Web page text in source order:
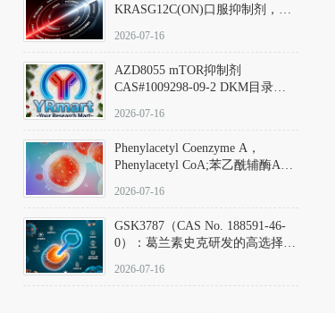
KRASG12C(ON)口服抑制剂，
(Elironrasib)CAS#2641998-63-0
2026-07-16
AZD8055 mTOR抑制剂
CAS#1009298-09-2 DKM目录号
激酶抑制剂的深度剖析
2026-07-16
Phenylacetyl Coenzyme A，
Phenylacetyl CoA;苯乙酰辅酶A
2026-07-16
GSK3787（CAS No. 188591-46-
0）：葛兰素史克研发的高选择
抗剂，被广泛视为研究PPARδ核
2026-07-16